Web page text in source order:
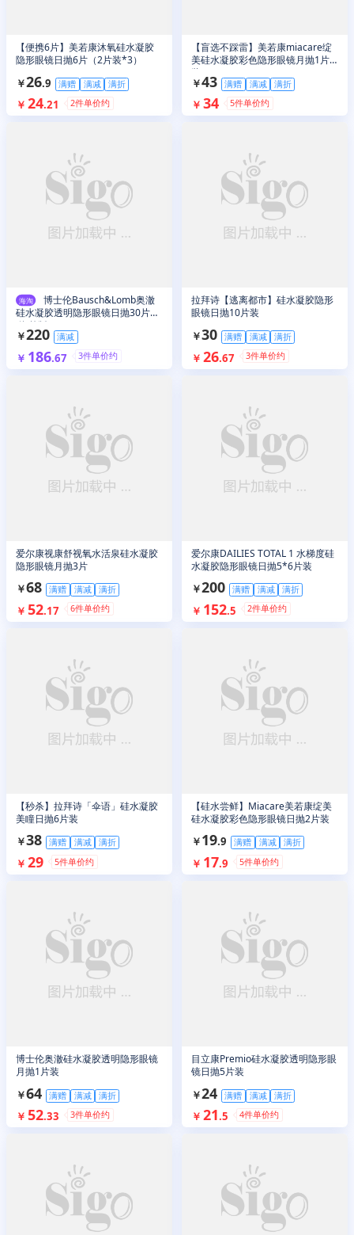
【便携6片】美若康沐氧硅水凝胶
隐形眼镜日抛6片（2片装*3）
￥26.9 满赠 满减 满折
￥ 24.21 2件单价约
【盲选不踩雷】美若康miacare绽
美硅水凝胶彩色隐形眼镜月抛1片
装
￥43 满赠 满减 满折
￥ 34 5件单价约
海淘
博士伦Bausch&Lomb奥澈
硅水凝胶透明隐形眼镜日抛30片装
(海外版)
￥220 满减
￥ 186.67 3件单价约
拉拜诗【逃离都市】硅水凝胶隐形
眼镜日抛10片装
￥30 满赠 满减 满折
￥ 26.67 3件单价约
爱尔康视康舒视氧水活泉硅水凝胶
隐形眼镜月抛3片
￥68 满赠 满减 满折
￥ 52.17 6件单价约
爱尔康DAILIES TOTAL 1 水梯度硅
水凝胶隐形眼镜日抛5*6片装
￥200 满赠 满减 满折
￥ 152.5 2件单价约
【秒杀】拉拜诗「伞语」硅水凝胶
美瞳日抛6片装
￥38 满赠 满减 满折
￥ 29 5件单价约
【硅水尝鲜】Miacare美若康绽美
硅水凝胶彩色隐形眼镜日抛2片装
￥19.9 满赠 满减 满折
￥ 17.9 5件单价约
博士伦奥澈硅水凝胶透明隐形眼镜
月抛1片装
￥64 满赠 满减 满折
￥ 52.33 3件单价约
目立康Premio硅水凝胶透明隐形眼
镜日抛5片装
￥24 满赠 满减 满折
￥ 21.5 4件单价约